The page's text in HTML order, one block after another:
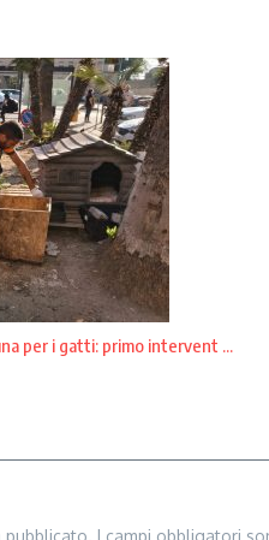
per i gatti: primo intervent ...
pubblicato. I campi obbligatori